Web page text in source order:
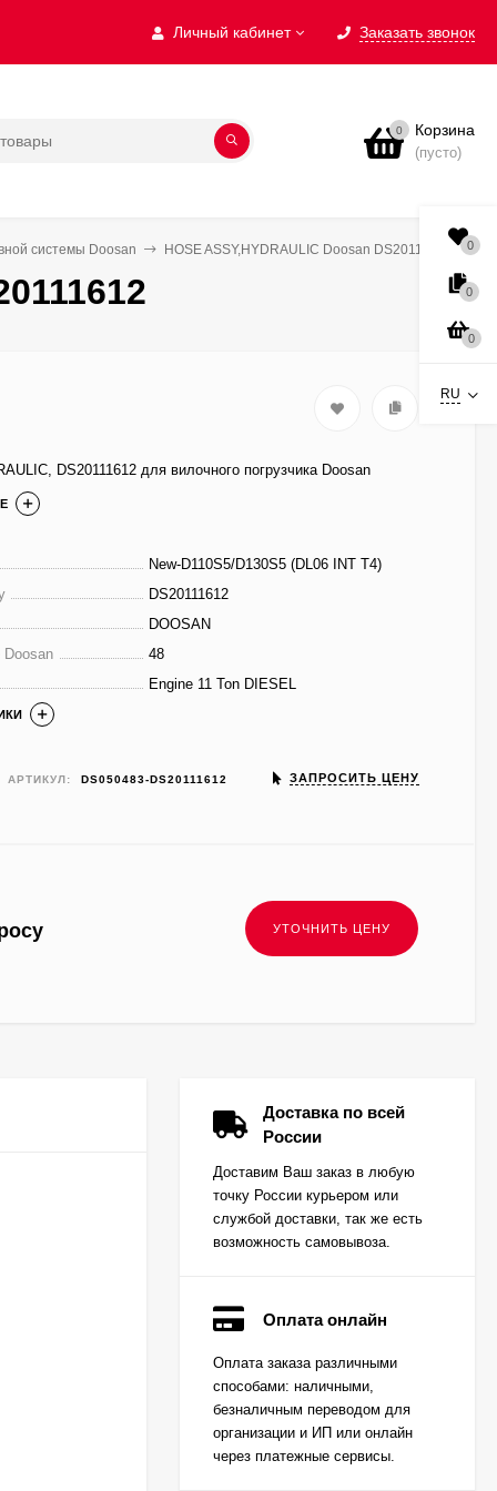
Личный кабинет Заказать звонок
0 Корзина
(пусто)
системы Doosan HOSE ASSY,HYDRAULIC Doosan DS20111612
DS20111612 для вилочного погрузчика Doosan
New-D110S5/D130S5 (DL06 INT T4)
DS20111612
DOOSAN
Doosan
48
Engine 11 Ton DIESEL
АРТИКУЛ: DS050483-DS20111612 ЗАПРОСИТЬ ЦЕНУ
Доставка по всей
России
Доставим Ваш заказ в любую
точку России курьером или
службой доставки, так же есть
возможность самовывоза.
Оплата онлайн
Оплата заказа различными
способами: наличными,
безналичным переводом для
организации и ИП или онлайн
через платежные сервисы.
Вкладыш коренной
(0,25) (1шт - 1
половинка) для
двигателей
K15,K21,K25
запросу
0
0
0
RU